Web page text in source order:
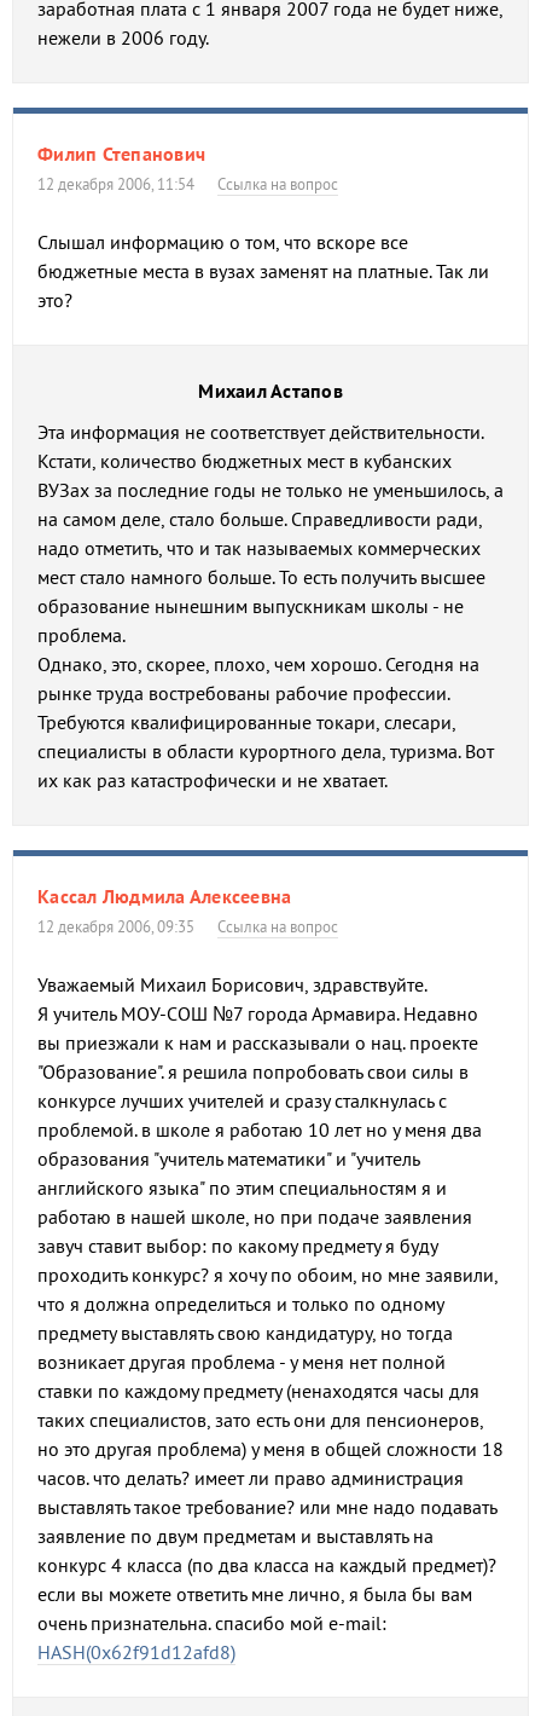
заработная плата с 1 января 2007 года не будет ниже,
нежели в 2006 году.
Филип Степанович
12 декабря 2006, 11:54 Ссылка на вопрос
Слышал информацию о том, что вскоре все
бюджетные места в вузах заменят на платные. Так ли
это?
Михаил Астапов
Эта информация не соответствует действительности.
Кстати, количество бюджетных мест в кубанских
ВУЗах за последние годы не только не уменьшилось, а
на самом деле, стало больше. Справедливости ради,
надо отметить, что и так называемых коммерческих
мест стало намного больше. То есть получить высшее
образование нынешним выпускникам школы - не
проблема.
Однако, это, скорее, плохо, чем хорошо. Сегодня на
рынке труда востребованы рабочие профессии.
Требуются квалифицированные токари, слесари,
специалисты в области курортного дела, туризма. Вот
их как раз катастрофически и не хватает.
Кассал Людмила Алексеевна
12 декабря 2006, 09:35 Ссылка на вопрос
Уважаемый Михаил Борисович, здравствуйте.
Я учитель МОУ-СОШ №7 города Армавира. Недавно
вы приезжали к нам и рассказывали о нац. проекте
"Образование". я решила попробовать свои силы в
конкурсе лучших учителей и сразу сталкнулась с
проблемой. в школе я работаю 10 лет но у меня два
образования "учитель математики" и "учитель
английского языка" по этим специальностям я и
работаю в нашей школе, но при подаче заявления
завуч ставит выбор: по какому предмету я буду
проходить конкурс? я хочу по обоим, но мне заявили,
что я должна определиться и только по одному
предмету выставлять свою кандидатуру, но тогда
возникает другая проблема - у меня нет полной
ставки по каждому предмету (ненаходятся часы для
таких специалистов, зато есть они для пенсионеров,
но это другая проблема) у меня в общей сложности 18
часов. что делать? имеет ли право администрация
выставлять такое требование? или мне надо подавать
заявление по двум предметам и выставлять на
конкурс 4 класса (по два класса на каждый предмет)?
если вы можете ответить мне лично, я была бы вам
очень признательна. спасибо мой е-mail:
HASH(0x62f91d12afd8)